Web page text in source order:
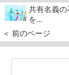
共有名義の
を...
＜ 前のページ